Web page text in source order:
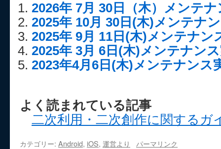
2026年 7月 30日（木）メンテ
2025年 10月 30日(木)メンテナ
2025年 9月 11日(木)メンテナン
2025年 3月 6日(木)メンテナン
2023年4月6日(木)メンテナンス
よく読まれている記事
二次利用・二次創作に関するガ
カテゴリー: Android, iOS, 運営より
パーマリンク